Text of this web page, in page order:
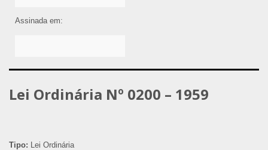
Assinada em:
Lei Ordinária Nº 0200 – 1959
Tipo: Lei Ordinária